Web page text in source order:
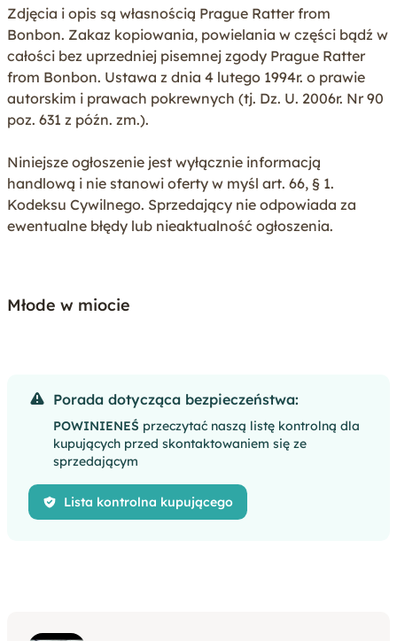
Zdjęcia i opis są własnością Prague Ratter from
Bonbon. Zakaz kopiowania, powielania w części bądź w
całości bez uprzedniej pisemnej zgody Prague Ratter
from Bonbon. Ustawa z dnia 4 lutego 1994r. o prawie
autorskim i prawach pokrewnych (tj. Dz. U. 2006r. Nr 90
poz. 631 z późn. zm.).
Niniejsze ogłoszenie jest wyłącznie informacją
handlową i nie stanowi oferty w myśl art. 66, § 1.
Kodeksu Cywilnego. Sprzedający nie odpowiada za
ewentualne błędy lub nieaktualność ogłoszenia.
Młode w miocie
Porada dotycząca bezpieczeństwa:
POWINIENEŚ przeczytać naszą listę kontrolną dla
kupujących przed skontaktowaniem się ze
sprzedającym
Lista kontrolna kupującego